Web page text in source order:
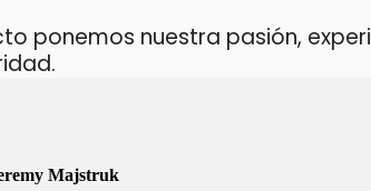
ponemos nuestra pasión,
Majstruk